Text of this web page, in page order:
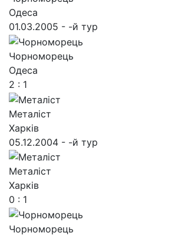
Одеса
01.03.2005 - -й тур
Чорноморець
Одеса
2 : 1
Металіст
Харків
05.12.2004 - -й тур
Металіст
Харків
0 : 1
Чорноморець